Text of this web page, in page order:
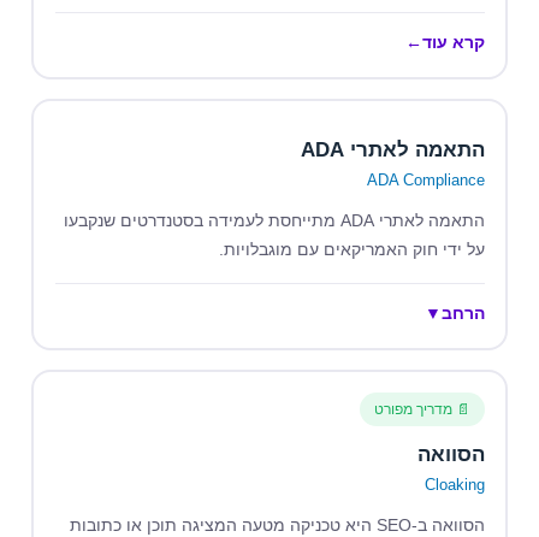
קרא עוד←
התאמה לאתרי ADA
ADA Compliance
התאמה לאתרי ADA מתייחסת לעמידה בסטנדרטים שנקבעו
על ידי חוק האמריקאים עם מוגבלויות.
הרחב▼
📄 מדריך מפורט
הסוואה
Cloaking
הסוואה ב-SEO היא טכניקה מטעה המציגה תוכן או כתובות